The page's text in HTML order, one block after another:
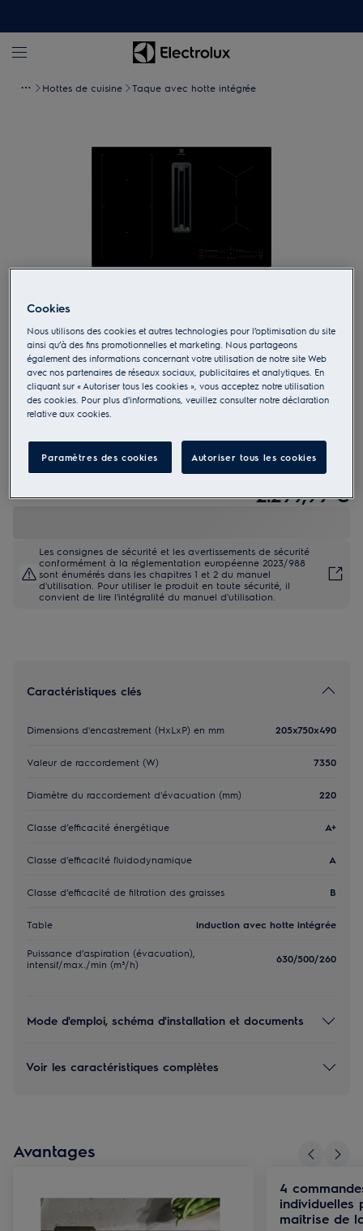
Hottes de cuisine Taque avec hotte intégrée
KCD83443CK
600 ComboHob avec fonction
Bridge - 80 cm
Fiche Produit UE
2.299,99 €
Les consignes de sécurité et les avertissements de sécurité
conformément à la réglementation européenne 2023/988
sont énumérés dans les chapitres 1 et 2 du manuel
d'utilisation. Pour utiliser le produit en toute sécurité, il
convient de lire l'intégralité du manuel d'utilisation.
Caractéristiques clés
Dimensions d'encastrement (HxLxP) en mm 205x750x490
Valeur de raccordement (W) 7350
Diamètre du raccordement d'évacuation (mm) 220
Classe d’efficacité énergétique A+
Classe d’efficacité fluidodynamique A
Classe d’efficacité de filtration des graisses B
Table induction avec hotte intégrée
Puissance d’aspiration (évacuation),
intensif/max./min (m³/h)
630/500/260
Mode d'emploi, schéma d'installation et documents
Voir les caractéristiques complètes
Avantages
4
individuelles
maîtrise de
Cookies
Nous utilisons des cookies et autres technologies pour l’optimisation du site
ainsi qu’à des fins promotionnelles et marketing. Nous partageons
également des informations concernant votre utilisation de notre site Web
avec nos partenaires de réseaux sociaux, publicitaires et analytiques. En
cliquant sur « Autoriser tous les cookies », vous acceptez notre utilisation
des cookies. Pour plus d'informations, veuillez consulter notre déclaration
relative aux cookies.
Paramètres des cookies Autoriser tous les cookies